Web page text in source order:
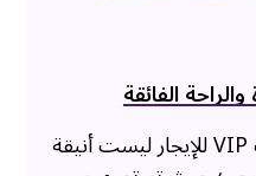
الفائقة
من المهم ملاحظة أن سيارات VIP للإيجار ليست أنيقة